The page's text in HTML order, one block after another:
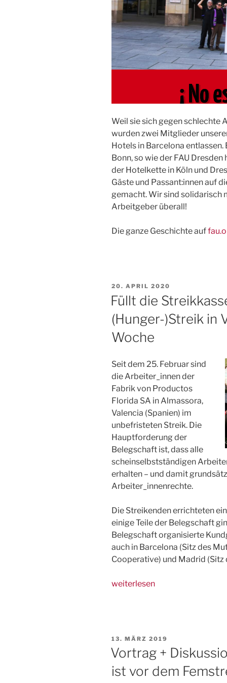
Weil sie sich gegen schlechte
wurden zwei Mitglieder
Hotels in Barcelona entlassen.
Bonn, so wie der FAU
der Hotelkette in Köln und
Gäste und Passant:innen auf
gemacht. Wir sind solidarisch
Arbeitgeber überall!
Die ganze Geschichte auf
VERÖFFENTLICHT
AM
20. APRIL 2020
Füllt die
(Hunger-)Streik in
Woche
Seit dem 25. Februar sind
die Arbeiter_innen der
Fabrik von Productos
Florida SA in Almassora,
Valencia (Spanien) im
unbefristeten Streik. Die
Hauptforderung der
Belegschaft ist, dass alle
scheinselbstständigen
erhalten – und damit
Arbeiter_innenrechte.
Die Streikenden errichteten
einige Teile der Belegschaft
Belegschaft organisierte
auch in Barcelona (Sitz des
Cooperative) und Madrid
„Füllt
in
Valencia
geht
weiterlesen
VERÖFFENTLICHT
AM
13. MÄRZ 2019
Vortrag +
ist vor dem